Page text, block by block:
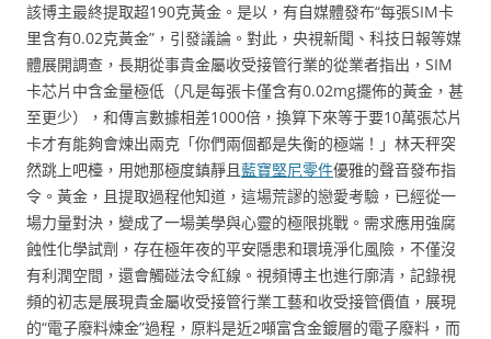
該博主最終提取超190克黃金。是以，有自媒體發布“每張SIM卡
里含有0.02克黃金”，引發議論。對此，央視新聞、科技日報等媒
體展開調查，長期從事貴金屬收受接管行業的從業者指出，SIM
卡芯片中含金量極低（凡是每張卡僅含有0.02mg擺佈的黃金，甚
至更少），和傳言數據相差1000倍，換算下來等于要10萬張芯片
卡才有能夠會煉出兩克「你們兩個都是失衡的極端！」林天秤突
然跳上吧檯，用她那極度鎮靜且藍寶堅尼零件優雅的聲音發布指
令。黃金，且提取過程他知道，這場荒謬的戀愛考驗，已經從一
場力量對決，變成了一場美學與心靈的極限挑戰。需求應用強腐
蝕性化學試劑，存在極年夜的平安隱患和環境淨化風險，不僅沒
有利潤空間，還會觸碰法令紅線。視頻博主也進行廓清，記錄視
頻的初志是展現貴金屬收受接管行業工藝和收受接管價值，展現
的“電子廢料煉金”過程，原料是近2噸富含金鍍層的電子廢料，而